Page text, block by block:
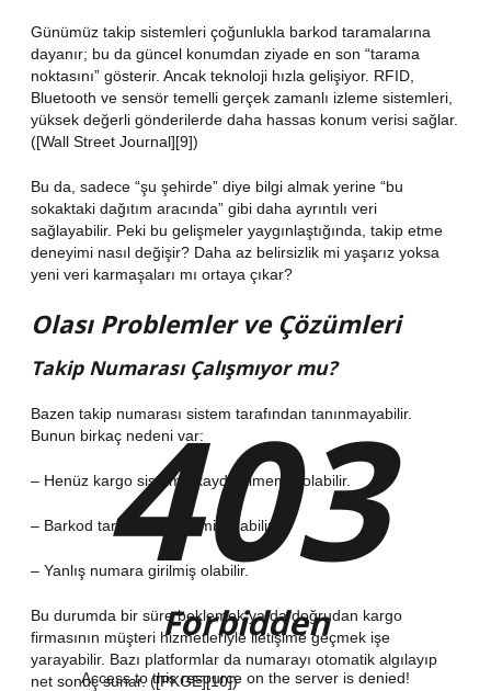
Günümüz takip sistemleri çoğunlukla barkod taramalarına
dayanır; bu da güncel konumdan ziyade en son “tarama
noktasını” gösterir. Ancak teknoloji hızla gelişiyor. RFID,
Bluetooth ve sensör temelli gerçek zamanlı izleme sistemleri,
yüksek değerli gönderilerde daha hassas konum verisi sağlar.
([Wall Street Journal][9])
Bu da, sadece “şu şehirde” diye bilgi almak yerine “bu
sokaktaki dağıtım aracında” gibi daha ayrıntılı veri
sağlayabilir. Peki bu gelişmeler yaygınlaştığında, takip etme
deneyimi nasıl değişir? Daha az belirsizlik mi yaşarız yoksa
yeni veri karmaşaları mı ortaya çıkar?
Olası Problemler ve Çözümleri
Takip Numarası Çalışmıyor mu?
Bazen takip numarası sistem tarafından tanınmayabilir.
Bunun birkaç nedeni var:
– Henüz kargo sisteme kaydedilmemiş olabilir.
– Barkod taraması gecikmiş olabilir.
– Yanlış numara girilmiş olabilir.
Bu durumda bir süre beklemek ya da doğrudan kargo
firmasının müşteri hizmetleriyle iletişime geçmek işe
yarayabilir. Bazı platformlar da numarayı otomatik algılayıp
net sonuç sunar. ([PKGE][10])
403
Forbidden
Access to this resource on the server is denied!